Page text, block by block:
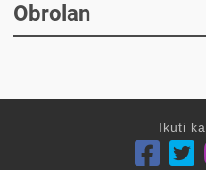
Obrolan
Ikuti